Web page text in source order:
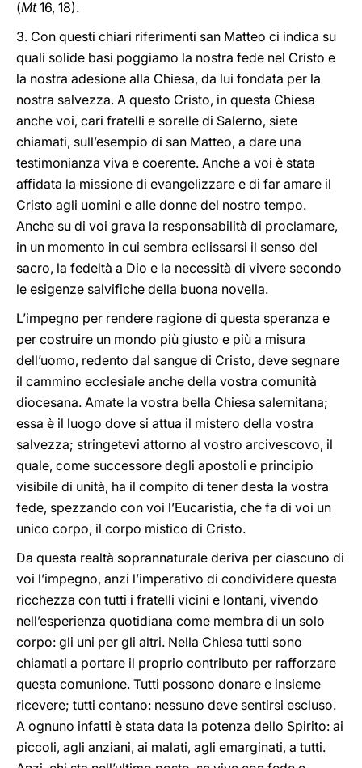
(Mt16, 18).
3. Con questi chiari riferimenti san Matteo ci indica su
quali solide basi poggiamo la nostra fede nel Cristo e
la nostra adesione alla Chiesa, da lui fondata per la
nostra salvezza. A questo Cristo, in questa Chiesa
anche voi, cari fratelli e sorelle di Salerno, siete
chiamati, sull’esempio di san Matteo, a dare una
testimonianza viva e coerente. Anche a voi è stata
affidata la missione di evangelizzare e di far amare il
Cristo agli uomini e alle donne del nostro tempo.
Anche su di voi grava la responsabilità di proclamare,
in un momento in cui sembra eclissarsi il senso del
sacro, la fedeltà a Dio e la necessità di vivere secondo
le esigenze salvifiche della buona novella.
L’impegno per rendere ragione di questa speranza e
per costruire un mondo più giusto e più a misura
dell’uomo, redento dal sangue di Cristo, deve segnare
il cammino ecclesiale anche della vostra comunità
diocesana. Amate la vostra bella Chiesa salernitana;
essa è il luogo dove si attua il mistero della vostra
salvezza; stringetevi attorno al vostro arcivescovo, il
quale, come successore degli apostoli e principio
visibile di unità, ha il compito di tener desta la vostra
fede, spezzando con voi l’Eucaristia, che fa di voi un
unico corpo, il corpo mistico di Cristo.
Da questa realtà soprannaturale deriva per ciascuno di
voi l’impegno, anzi l’imperativo di condividere questa
ricchezza con tutti i fratelli vicini e lontani, vivendo
nell’esperienza quotidiana come membra di un solo
corpo: gli uni per gli altri. Nella Chiesa tutti sono
chiamati a portare il proprio contributo per rafforzare
questa comunione. Tutti possono donare e insieme
ricevere; tutti contano: nessuno deve sentirsi escluso.
A ognuno infatti è stata data la potenza dello Spirito: ai
piccoli, agli anziani, ai malati, agli emarginati, a tutti.